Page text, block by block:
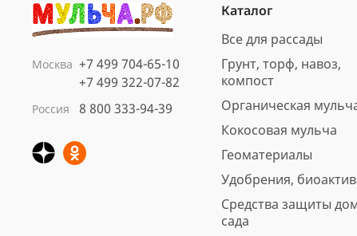
Москва +7 499 704-65-10
+7 499 322-07-82
Россия 8 800 333-94-39
Каталог
Все для рассады
Грунт, торф, навоз,
компост
Органическая
Кокосовая мульча
Геоматериалы
Удобрения,
Средства защиты
сада